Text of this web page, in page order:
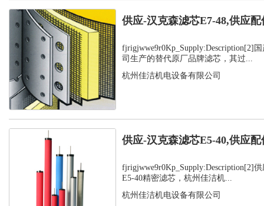
供应-汉克森滤芯E7-48,供应配
fjrigjwwe9r0Kp_Supply:Description[2]
司生产的替代原厂品牌滤芯，其过...
杭州佳洁机电设备有限公司
供应-汉克森滤芯E5-40,供应配
fjrigjwwe9r0Kp_Supply:Description[2]
E5-40精密滤芯，杭州佳洁机...
杭州佳洁机电设备有限公司